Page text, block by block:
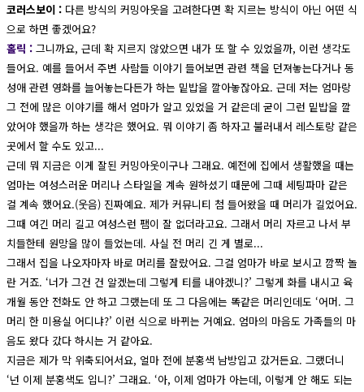
코러스보이 : 다른 방식의 커밍아웃을 고려한다면 확 지르는 방식이 아닌 어떤 식
으로 하면 좋겠어요?
홀릭 : 그니까요, 근데 확 지르지 않았으면 내가 또 할 수 있었을까, 이런 생각도
들어요. 예를 들어서 주변 사람들 이야기 들어보면 관련 책을 던져놓는다거나 동
성애 관련 영화를 늘어놓는다든가 하는 밑밥을 깔아놓잖아요. 근데 저는 엄마랑
그 전에 많은 이야기를 해서 엄마가 알고 있었을 거 같은데 굳이 그런 밑밥을 깔
았어야 했을까 하는 생각은 했어요. 뭐 이야기 좀 하자고 불러내서 레스토랑 같은
곳에서 할 수도 있고...
근데 뭐 지금은 이게 잘된 커밍아웃이구나 그래요. 예전에 집에서 생활했을 때는
엄마는 여성스러운 머리나 스타일을 계속 원하셨기 때문에 그때 세팅파마 같은
걸 계속 했어요.(웃음) 진짜예요. 제가 커뮤니티 첨 들어왔을 때 머리가 길었어요.
그때 여긴 머리 길고 여성스런 팸이 잘 없더라고요. 그래서 머리 자르고 나서 부
치들한테 원망을 많이 들었는데. 사실 전 머리 긴 게 별로...
그래서 집을 나오자마자 바로 머리를 잘랐어요. 그걸 엄마가 바로 보시고 깜짝 놀
란 거죠. ‘너가 그건 건 알겠는데 그렇게 티를 내야겠니?’ 그렇게 화를 내시고 육
개월 동안 전화도 안 하고 그랬는데 또 그 다음에는 똑같은 머리인데도 ‘어머. 그
머리 한 미용실 어디냐?’ 이런 식으로 바뀌는 거예요. 엄마의 마음도 가족들의 마
음도 왔다 갔다 하시는 거 같아요.
지금은 제가 막 위축되어서요, 얼마 전에 분홍색 남방입고 갔거든요. 그랬더니
‘넌 이제 분홍색도 입니?’ 그래요. ‘아, 이제 엄마가 아는데, 이렇게 안 해도 되는